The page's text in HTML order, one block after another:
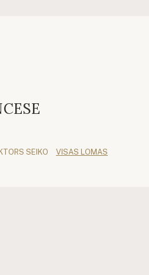
SEIKO VISAS LOMAS